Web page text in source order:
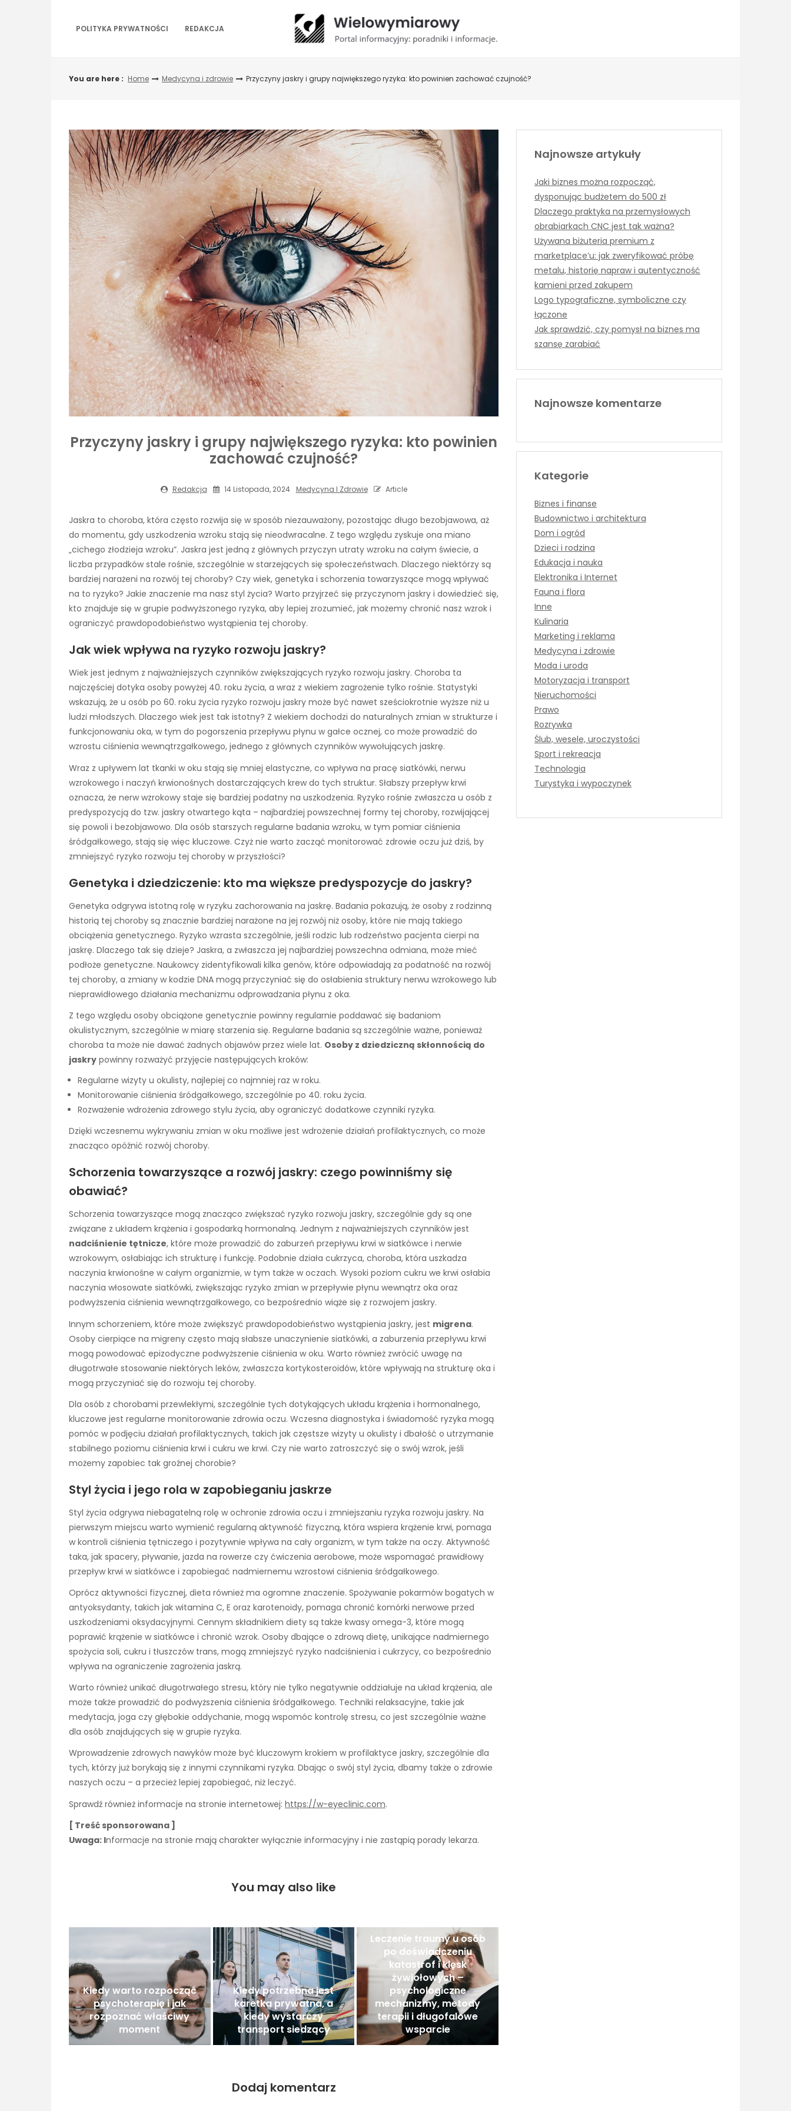
POLITYKA PRYWATNOŚCI REDAKCJA
You are here : Home Medycyna i zdrowie Przyczyny jaskry i grupy największego ryzyka: kto powinien zachować czujność?
Przyczyny jaskry i grupy największego ryzyka: kto powinien
zachować czujność?
Redakcja 14 Listopada, 2024 Medycyna I Zdrowie Article
Jaskra to choroba, która często rozwija się w sposób niezauważony, pozostając długo bezobjawowa, aż
do momentu, gdy uszkodzenia wzroku stają się nieodwracalne. Z tego względu zyskuje ona miano
„cichego złodzieja wzroku”. Jaskra jest jedną z głównych przyczyn utraty wzroku na całym świecie, a
liczba przypadków stale rośnie, szczególnie w starzejących się społeczeństwach. Dlaczego niektórzy są
bardziej narażeni na rozwój tej choroby? Czy wiek, genetyka i schorzenia towarzyszące mogą wpływać
na to ryzyko? Jakie znaczenie ma nasz styl życia? Warto przyjrzeć się przyczynom jaskry i dowiedzieć się,
kto znajduje się w grupie podwyższonego ryzyka, aby lepiej zrozumieć, jak możemy chronić nasz wzrok i
ograniczyć prawdopodobieństwo wystąpienia tej choroby.
Jak wiek wpływa na ryzyko rozwoju jaskry?
Wiek jest jednym z najważniejszych czynników zwiększających ryzyko rozwoju jaskry. Choroba ta
najczęściej dotyka osoby powyżej 40. roku życia, a wraz z wiekiem zagrożenie tylko rośnie. Statystyki
wskazują, że u osób po 60. roku życia ryzyko rozwoju jaskry może być nawet sześciokrotnie wyższe niż u
ludzi młodszych. Dlaczego wiek jest tak istotny? Z wiekiem dochodzi do naturalnych zmian w strukturze i
funkcjonowaniu oka, w tym do pogorszenia przepływu płynu w gałce ocznej, co może prowadzić do
wzrostu ciśnienia wewnątrzgałkowego, jednego z głównych czynników wywołujących jaskrę.
Wraz z upływem lat tkanki w oku stają się mniej elastyczne, co wpływa na pracę siatkówki, nerwu
wzrokowego i naczyń krwionośnych dostarczających krew do tych struktur. Słabszy przepływ krwi
oznacza, że nerw wzrokowy staje się bardziej podatny na uszkodzenia. Ryzyko rośnie zwłaszcza u osób z
predyspozycją do tzw. jaskry otwartego kąta – najbardziej powszechnej formy tej choroby, rozwijającej
się powoli i bezobjawowo. Dla osób starszych regularne badania wzroku, w tym pomiar ciśnienia
śródgałkowego, stają się więc kluczowe. Czyż nie warto zacząć monitorować zdrowie oczu już dziś, by
zmniejszyć ryzyko rozwoju tej choroby w przyszłości?
Genetyka i dziedziczenie: kto ma większe predyspozycje do jaskry?
Genetyka odgrywa istotną rolę w ryzyku zachorowania na jaskrę. Badania pokazują, że osoby z rodzinną
historią tej choroby są znacznie bardziej narażone na jej rozwój niż osoby, które nie mają takiego
obciążenia genetycznego. Ryzyko wzrasta szczególnie, jeśli rodzic lub rodzeństwo pacjenta cierpi na
jaskrę. Dlaczego tak się dzieje? Jaskra, a zwłaszcza jej najbardziej powszechna odmiana, może mieć
podłoże genetyczne. Naukowcy zidentyfikowali kilka genów, które odpowiadają za podatność na rozwój
tej choroby, a zmiany w kodzie DNA mogą przyczyniać się do osłabienia struktury nerwu wzrokowego lub
nieprawidłowego działania mechanizmu odprowadzania płynu z oka.
Z tego względu osoby obciążone genetycznie powinny regularnie poddawać się badaniom
okulistycznym, szczególnie w miarę starzenia się. Regularne badania są szczególnie ważne, ponieważ
choroba ta może nie dawać żadnych objawów przez wiele lat. Osoby z dziedziczną skłonnością do
jaskry powinny rozważyć przyjęcie następujących kroków:
Regularne wizyty u okulisty, najlepiej co najmniej raz w roku.
Monitorowanie ciśnienia śródgałkowego, szczególnie po 40. roku życia.
Rozważenie wdrożenia zdrowego stylu życia, aby ograniczyć dodatkowe czynniki ryzyka.
Dzięki wczesnemu wykrywaniu zmian w oku możliwe jest wdrożenie działań profilaktycznych, co może
znacząco opóźnić rozwój choroby.
Schorzenia towarzyszące a rozwój jaskry: czego powinniśmy się
obawiać?
Schorzenia towarzyszące mogą znacząco zwiększać ryzyko rozwoju jaskry, szczególnie gdy są one
związane z układem krążenia i gospodarką hormonalną. Jednym z najważniejszych czynników jest
nadciśnienie tętnicze, które może prowadzić do zaburzeń przepływu krwi w siatkówce i nerwie
wzrokowym, osłabiając ich strukturę i funkcję. Podobnie działa cukrzyca, choroba, która uszkadza
naczynia krwionośne w całym organizmie, w tym także w oczach. Wysoki poziom cukru we krwi osłabia
naczynia włosowate siatkówki, zwiększając ryzyko zmian w przepływie płynu wewnątrz oka oraz
podwyższenia ciśnienia wewnątrzgałkowego, co bezpośrednio wiąże się z rozwojem jaskry.
Innym schorzeniem, które może zwiększyć prawdopodobieństwo wystąpienia jaskry, jest migrena.
Osoby cierpiące na migreny często mają słabsze unaczynienie siatkówki, a zaburzenia przepływu krwi
mogą powodować epizodyczne podwyższenie ciśnienia w oku. Warto również zwrócić uwagę na
długotrwałe stosowanie niektórych leków, zwłaszcza kortykosteroidów, które wpływają na strukturę oka i
mogą przyczyniać się do rozwoju tej choroby.
Dla osób z chorobami przewlekłymi, szczególnie tych dotykających układu krążenia i hormonalnego,
kluczowe jest regularne monitorowanie zdrowia oczu. Wczesna diagnostyka i świadomość ryzyka mogą
pomóc w podjęciu działań profilaktycznych, takich jak częstsze wizyty u okulisty i dbałość o utrzymanie
stabilnego poziomu ciśnienia krwi i cukru we krwi. Czy nie warto zatroszczyć się o swój wzrok, jeśli
możemy zapobiec tak groźnej chorobie?
Styl życia i jego rola w zapobieganiu jaskrze
Styl życia odgrywa niebagatelną rolę w ochronie zdrowia oczu i zmniejszaniu ryzyka rozwoju jaskry. Na
pierwszym miejscu warto wymienić regularną aktywność fizyczną, która wspiera krążenie krwi, pomaga
w kontroli ciśnienia tętniczego i pozytywnie wpływa na cały organizm, w tym także na oczy. Aktywność
taka, jak spacery, pływanie, jazda na rowerze czy ćwiczenia aerobowe, może wspomagać prawidłowy
przepływ krwi w siatkówce i zapobiegać nadmiernemu wzrostowi ciśnienia śródgałkowego.
Oprócz aktywności fizycznej, dieta również ma ogromne znaczenie. Spożywanie pokarmów bogatych w
antyoksydanty, takich jak witamina C, E oraz karotenoidy, pomaga chronić komórki nerwowe przed
uszkodzeniami oksydacyjnymi. Cennym składnikiem diety są także kwasy omega-3, które mogą
poprawić krążenie w siatkówce i chronić wzrok. Osoby dbające o zdrową dietę, unikające nadmiernego
spożycia soli, cukru i tłuszczów trans, mogą zmniejszyć ryzyko nadciśnienia i cukrzycy, co bezpośrednio
wpływa na ograniczenie zagrożenia jaskrą.
Warto również unikać długotrwałego stresu, który nie tylko negatywnie oddziałuje na układ krążenia, ale
może także prowadzić do podwyższenia ciśnienia śródgałkowego. Techniki relaksacyjne, takie jak
medytacja, joga czy głębokie oddychanie, mogą wspomóc kontrolę stresu, co jest szczególnie ważne
dla osób znajdujących się w grupie ryzyka.
Wprowadzenie zdrowych nawyków może być kluczowym krokiem w profilaktyce jaskry, szczególnie dla
tych, którzy już borykają się z innymi czynnikami ryzyka. Dbając o swój styl życia, dbamy także o zdrowie
naszych oczu – a przecież lepiej zapobiegać, niż leczyć.
Sprawdź również informacje na stronie internetowej: https://w-eyeclinic.com.
[ Treść sponsorowana ]
Uwaga: Informacje na stronie mają charakter wyłącznie informacyjny i nie zastąpią porady lekarza.
You may also like
Kiedy warto rozpocząć
psychoterapię i jak
rozpoznać właściwy
moment
Kiedy potrzebna jest
karetka prywatna, a
kiedy wystarczy
transport siedzący
Leczenie traumy u osób
po doświadczeniu
katastrof i klęsk
żywiołowych –
psychologiczne
mechanizmy, metody
terapii i długofalowe
wsparcie
Dodaj komentarz
Najnowsze artykuły
Jaki biznes można rozpocząć,
dysponując budżetem do 500 zł
Dlaczego praktyka na przemysłowych
obrabiarkach CNC jest tak ważna?
Używana biżuteria premium z
marketplace’u: jak zweryfikować próbę
metalu, historię napraw i autentyczność
kamieni przed zakupem
Logo typograficzne, symboliczne czy
łączone
Jak sprawdzić, czy pomysł na biznes ma
szansę zarabiać
Najnowsze komentarze
Kategorie
Biznes i finanse
Budownictwo i architektura
Dom i ogród
Dzieci i rodzina
Edukacja i nauka
Elektronika i Internet
Fauna i flora
Inne
Kulinaria
Marketing i reklama
Medycyna i zdrowie
Moda i uroda
Motoryzacja i transport
Nieruchomości
Prawo
Rozrywka
Ślub, wesele, uroczystości
Sport i rekreacja
Technologia
Turystyka i wypoczynek